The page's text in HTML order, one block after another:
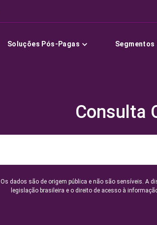
Soluções Pós-Pagas Segmentos
Consulta
Os dados são de origem pública e não são sensíveis. A
legislação brasileira e o direito de acesso à